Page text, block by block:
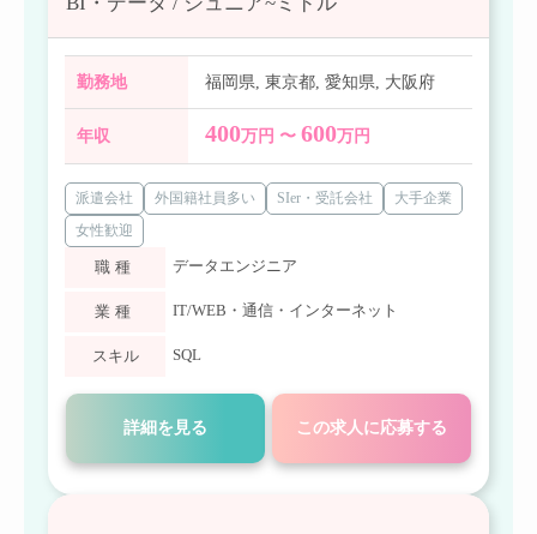
勤務地 福岡県,東京都,愛知県, 大阪府
年収 400万円 〜600万円
派遣会社 外国籍社員多い SIer・受託会社
大手企業
女性歓迎
職種 データエンジニア
業種 IT/WEB・通信・インターネット
スキル SQL
詳細を見る この求人に応募する